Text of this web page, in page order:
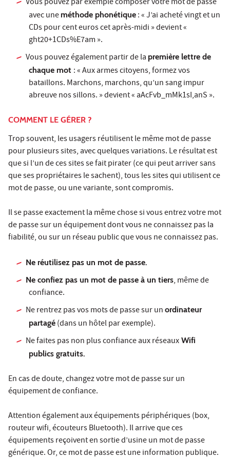
Vous pouvez par exemple composer votre mot de passe
avec une méthode phonétique : « J’ai acheté vingt et un
CDs pour cent euros cet après-midi » devient «
ght20+1CDs%E7am ».
Vous pouvez également partir de la première lettre de
chaque mot : « Aux armes citoyens, formez vos
bataillons. Marchons, marchons, qu’un sang impur
abreuve nos sillons. » devient « aAcFvb_mMk1sI,anS ».
COMMENT LE GÉRER ?
Trop souvent, les usagers réutilisent le même mot de passe
pour plusieurs sites, avec quelques variations. Le résultat est
que si l’un de ces sites se fait pirater (ce qui peut arriver sans
que ses propriétaires le sachent), tous les sites qui utilisent ce
mot de passe, ou une variante, sont compromis.
Il se passe exactement la même chose si vous entrez votre mot
de passe sur un équipement dont vous ne connaissez pas la
fiabilité, ou sur un réseau public que vous ne connaissez pas.
Ne réutilisez pas un mot de passe.
Ne confiez pas un mot de passe à un tiers, même de
confiance.
Ne rentrez pas vos mots de passe sur unordinateur
partagé (dans un hôtel par exemple).
Ne faites pas non plus confiance aux réseaux Wifi
publics gratuits.
En cas de doute, changez votre mot de passe sur un
équipement de confiance.
Attention également aux équipements périphériques (box,
routeur wifi, écouteurs Bluetooth). Il arrive que ces
équipements reçoivent en sortie d’usine un mot de passe
générique. Or, ce mot de passe est une information publique.